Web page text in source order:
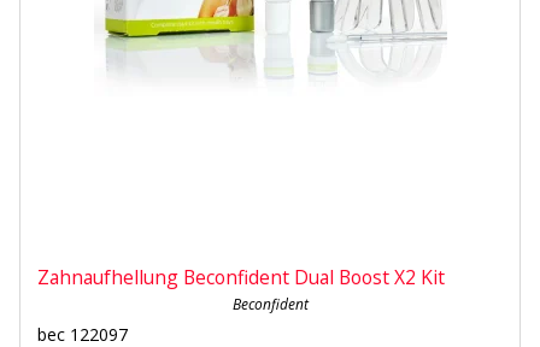
Zahnaufhellung Beconfident Dual Boost X2 Kit
Beconfident
bec 122097